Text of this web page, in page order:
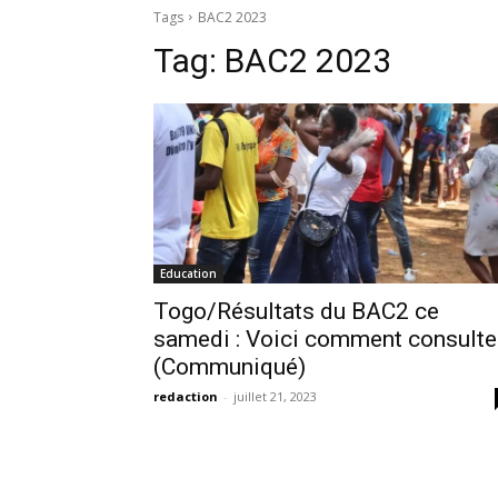
Tags BAC2 2023
Tag: BAC2 2023
Education
Togo/Résultats du BAC2 ce
samedi : Voici comment
(Communiqué)
redaction - juillet 21, 2023